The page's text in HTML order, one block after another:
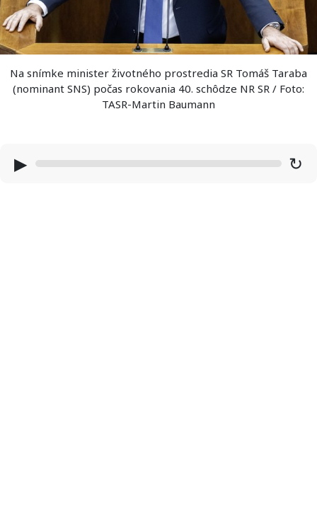
Na snímke minister životného prostredia SR Tomáš Taraba
(nominant SNS) počas rokovania 40. schôdze NR SR / Foto:
TASR-Martin Baumann
▶ ↻